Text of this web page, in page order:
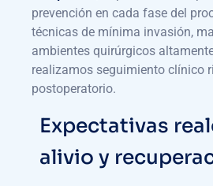
prevención en cada fase del
técnicas de mínima invasión,
ambientes quirúrgicos
realizamos seguimiento clínico
postoperatorio.
Expectativas
alivio y